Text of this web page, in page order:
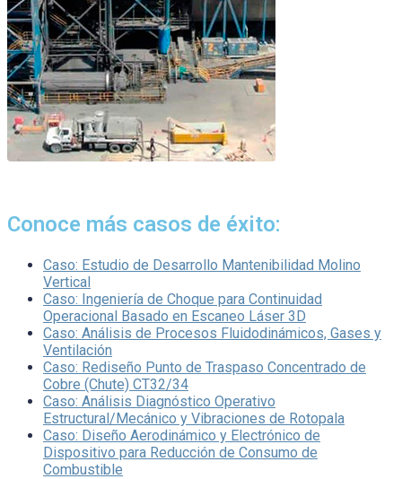
Conoce más casos de éxito:
Caso: Estudio de Desarrollo Mantenibilidad Molino
Vertical
Caso: Ingeniería de Choque para Continuidad
Operacional Basado en Escaneo Láser 3D
Caso: Análisis de Procesos Fluidodinámicos, Gases y
Ventilación
Caso: Rediseño Punto de Traspaso Concentrado de
Cobre (Chute) CT32/34
Caso: Análisis Diagnóstico Operativo
Estructural/Mecánico y Vibraciones de Rotopala
Caso: Diseño Aerodinámico y Electrónico de
Dispositivo para Reducción de Consumo de
Combustible